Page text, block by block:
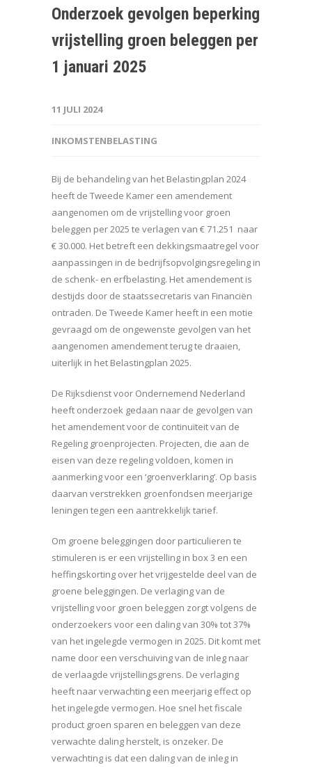
Onderzoek gevolgen beperking
vrijstelling groen beleggen per
1 januari 2025
11 JULI 2024
INKOMSTENBELASTING
Bij de behandeling van het Belastingplan 2024
heeft de Tweede Kamer een amendement
aangenomen om de vrijstelling voor groen
beleggen per 2025 te verlagen van € 71.251 naar
€ 30.000. Het betreft een dekkingsmaatregel voor
aanpassingen in de bedrijfsopvolgingsregeling in
de schenk- en erfbelasting. Het amendement is
destijds door de staatssecretaris van Financiën
ontraden. De Tweede Kamer heeft in een motie
gevraagd om de ongewenste gevolgen van het
aangenomen amendement terug te draaien,
uiterlijk in het Belastingplan 2025.
De Rijksdienst voor Ondernemend Nederland
heeft onderzoek gedaan naar de gevolgen van
het amendement voor de continuïteit van de
Regeling groenprojecten. Projecten, die aan de
eisen van deze regeling voldoen, komen in
aanmerking voor een ‘groenverklaring’. Op basis
daarvan verstrekken groenfondsen meerjarige
leningen tegen een aantrekkelijk tarief.
Om groene beleggingen door particulieren te
stimuleren is er een vrijstelling in box 3 en een
heffingskorting over het vrijgestelde deel van de
groene beleggingen. De verlaging van de
vrijstelling voor groen beleggen zorgt volgens de
onderzoekers voor een daling van 30% tot 37%
van het ingelegde vermogen in 2025. Dit komt met
name door een verschuiving van de inleg naar
de verlaagde vrijstellingsgrens. De verlaging
heeft naar verwachting een meerjarig effect op
het ingelegde vermogen. Hoe snel het fiscale
product groen sparen en beleggen van deze
verwachte daling herstelt, is onzeker. De
verwachting is dat een daling van de inleg in